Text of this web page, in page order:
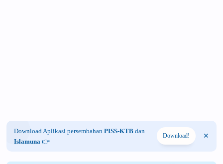
Download Aplikasi persembahan PISS-KTB dan
Islamuna 👉
Download!